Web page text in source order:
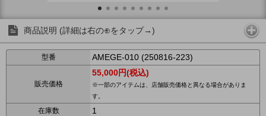
商品説明 (詳細は右の⊕をタップ→)
型番 AMEGE-010 (250816-223)
販売価格
55,000円(税込)
※一部のアイテムは、店舗販売価格と異なる場合がありま
す。
在庫数 1